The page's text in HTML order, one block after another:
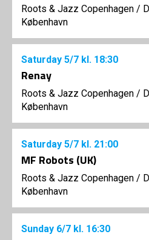
Roots & Jazz Copenhagen /
København
Saturday 5/7 kl. 18:30
Renay
Roots & Jazz Copenhagen /
København
Saturday 5/7 kl. 21:00
MF Robots (UK)
Roots & Jazz Copenhagen /
København
Sunday 6/7 kl. 16:30